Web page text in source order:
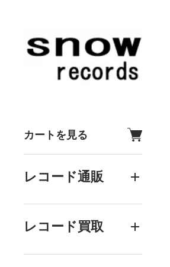
カートを見る
レコード通販
レコード買取